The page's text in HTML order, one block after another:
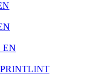
EN
PRINTLINT